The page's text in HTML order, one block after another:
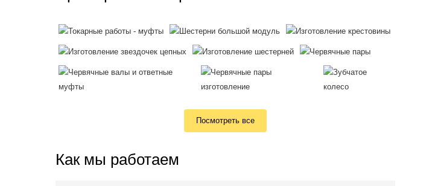
Посмотреть все
Как мы работаем